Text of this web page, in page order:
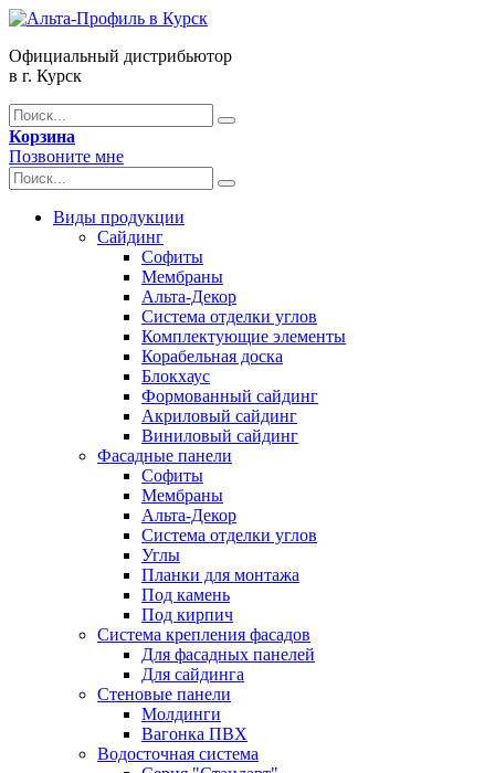
Официальный дистрибьютор
в г. Курск
Корзина
Позвоните мне
Виды продукции
Сайдинг
Софиты
Мембраны
Альта-Декор
Система отделки углов
Комплектующие элементы
Корабельная доска
Блокхаус
Формованный сайдинг
Акриловый сайдинг
Виниловый сайдинг
Фасадные панели
Софиты
Мембраны
Альта-Декор
Система отделки углов
Углы
Планки для монтажа
Под камень
Под кирпич
Система крепления фасадов
Для фасадных панелей
Для сайдинга
Стеновые панели
Молдинги
Вагонка ПВХ
Водосточная система